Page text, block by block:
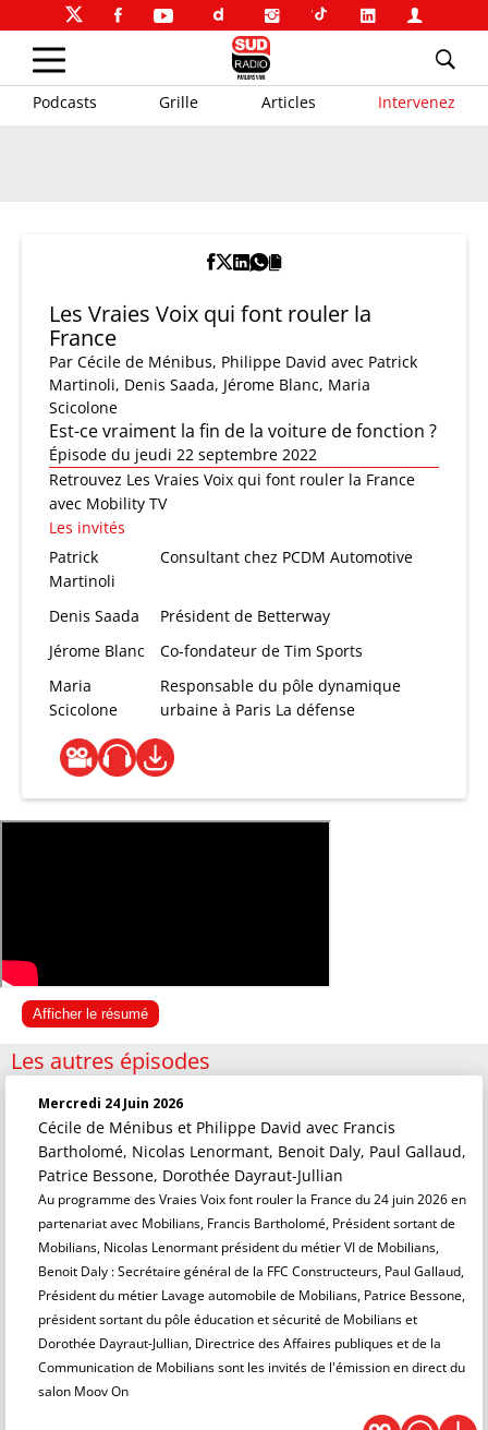
Podcasts Grille Articles Intervenez
Les Vraies Voix qui font rouler la
France
Par Cécile de Ménibus, Philippe David avec Patrick
Martinoli, Denis Saada, Jérome Blanc, Maria
Scicolone
Est-ce vraiment la fin de la voiture de fonction ?
Épisode du jeudi 22 septembre 2022
Retrouvez Les Vraies Voix qui font rouler la France
avec Mobility TV
Les invités
Patrick
Martinoli
Consultant chez PCDM Automotive
Denis Saada
Président de Betterway
Jérome Blanc
Co-fondateur de Tim Sports
Maria
Scicolone
Responsable du pôle dynamique
urbaine à Paris La défense
Afficher le résumé
Les autres épisodes
Mercredi 24 Juin 2026
Cécile de Ménibus et Philippe David avec Francis
Bartholomé, Nicolas Lenormant, Benoit Daly, Paul Gallaud,
Patrice Bessone, Dorothée Dayraut-Jullian
Au programme des Vraies Voix font rouler la France du 24 juin 2026 en
partenariat avec Mobilians, Francis Bartholomé, Président sortant de
Mobilians, Nicolas Lenormant président du métier VI de Mobilians,
Benoit Daly : Secrétaire général de la FFC Constructeurs, Paul Gallaud,
Président du métier Lavage automobile de Mobilians, Patrice Bessone,
président sortant du pôle éducation et sécurité de Mobilians et
Dorothée Dayraut-Jullian, Directrice des Affaires publiques et de la
Communication de Mobilians sont les invités de l'émission en direct du
salon Moov On